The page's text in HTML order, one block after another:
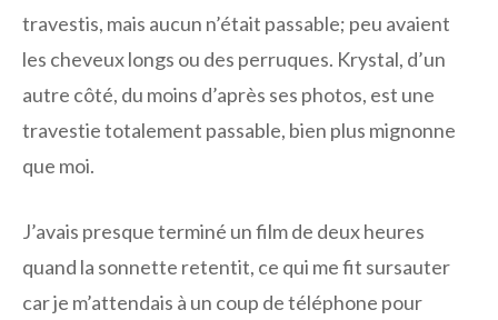
travestis, mais aucun n’était passable; peu avaient
les cheveux longs ou des perruques. Krystal, d’un
autre côté, du moins d’après ses photos, est une
travestie totalement passable, bien plus mignonne
que moi.
J’avais presque terminé un film de deux heures
quand la sonnette retentit, ce qui me fit sursauter
car je m’attendais à un coup de téléphone pour